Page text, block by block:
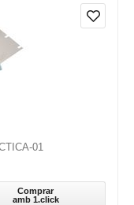
01
Comprar
amb 1.click